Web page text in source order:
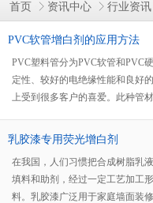
首页 资讯中心 行业资讯
PVC软管增白剂的应用方法
PVC塑料管分为PVC软管和PVC
定性、较好的电绝缘性能和良好
上受到很多客户的喜爱。此种管
欲，多以添加助剂的方式提高软
乳胶漆专用荧光增白剂
在我国，人们习惯把合成树脂乳
填料和助剂，经过一定工艺加工
料。乳胶漆广泛用于家庭墙面装